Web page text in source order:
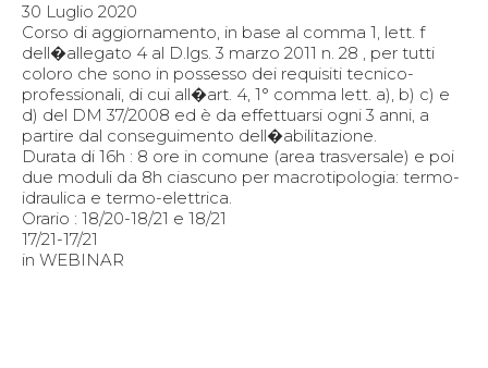
30 Luglio 2020
Corso di aggiornamento, in base al comma 1, lett. f
dell�allegato 4 al D.lgs. 3 marzo 2011 n. 28 , per tutti
coloro che sono in possesso dei requisiti tecnico-
professionali, di cui all�art. 4, 1° comma lett. a), b) c) e
d) del DM 37/2008 ed è da effettuarsi ogni 3 anni, a
partire dal conseguimento dell�abilitazione.
Durata di 16h : 8 ore in comune (area trasversale) e poi
due moduli da 8h ciascuno per macrotipologia: termo-
idraulica e termo-elettrica.
Orario : 18/20-18/21 e 18/21
17/21-17/21
in WEBINAR